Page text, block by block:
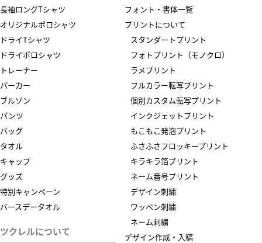
長袖ロングTシャツ
オリジナルポロシャツ
ドライTシャツ
ドライポロシャツ
トレーナー
パーカー
ブルゾン
パンツ
バッグ
タオル
キャップ
グッズ
特別キャンペーン
バースデータオル
ツクレルについて
フォント・書体一覧
プリントについて
スタンダートプリント
フォトプリント（モノクロ）
ラメプリント
フルカラー転写プリント
個別カスタム転写プリント
インクジェットプリント
もこもこ発泡プリント
ふさふさフロッキープリント
キラキラ箔プリント
ネーム番号プリント
デザイン刺繍
ワッペン刺繍
ネーム刺繍
デザイン作成・入稿